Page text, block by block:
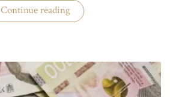
Continue reading«Глава
ГУР
пост»